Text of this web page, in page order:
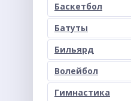
Баскетбол
Батуты
Бильярд
Волейбол
Гимнастика